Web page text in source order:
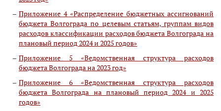
Приложение 4 «Распределение бюджетных ассигнований
бюджета Волгограда по целевым статьям, группам видов
расходов классификации расходов бюджета Волгограда на
плановый период 2024 и 2025 годов»
Приложение 5 «Ведомственная структура расходов
бюджета Волгограда на 2023 год»
Приложение 6 «Ведомственная структура расходов
бюджета Волгограда на плановый период 2024 и 2025
годов»